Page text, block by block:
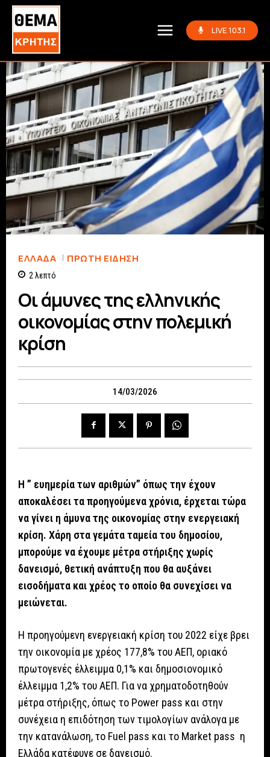
LIVE 103.1
ΕΛΛΆΔΑ ΠΡΏΤΗ ΕΊΔΗΣΗ
2 λεπτό
Οι άμυνες της ελληνικής
οικονομίας στην πολεμική
κρίση
14/03/2026
Η ” ευημερία των αριθμών” όπως την έχουν
αποκαλέσει τα προηγούμενα χρόνια, έρχεται τώρα
να γίνει η άμυνα της οικονομίας στην ενεργειακή
κρίση. Χάρη στα γεμάτα ταμεία του δημοσίου,
μπορούμε να έχουμε μέτρα στήριξης χωρίς
δανεισμό, θετική ανάπτυξη που θα αυξάνει
εισοδήματα και χρέος το οποίο θα συνεχίσει να
μειώνεται.
Η προηγούμενη ενεργειακή κρίση του 2022 είχε βρει
την οικονομία με χρέος 177,8% του ΑΕΠ, οριακό
πρωτογενές έλλειμμα 0,1% και δημοσιονομικό
έλλειμμα 1,2% του ΑΕΠ. Για να χρηματοδοτηθούν
μέτρα στήριξης, όπως το Power pass και στην
συνέχεια η επιδότηση των τιμολογίων ανάλογα με
την κατανάλωση, το Fuel pass και το Market pass η
Ελλάδα κατέφυγε σε δανεισμό.